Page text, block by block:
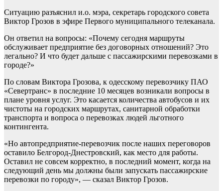
Ситуацию разъяснил и.о. мэра, секретарь городского совета
Виктор Грозов в эфире Первого муниципального телеканала.
Он ответил на вопросы: «Почему сегодня маршруты
обслуживает предприятие без договорных отношений? Это
легально? И что будет дальше с пассажирскими перевозками в
городе?»
По словам Виктора Грозова, к одесскому перевозчику ПАО
«Севертранс» в последние 10 месяцев возникали вопросы в
плане уровня услуг. Это касается количества автобусов и их
чистоты на городских маршрутах, санитарной обработки
транспорта и вопроса о перевозках людей льготного
контингента.
«Но автопредприятие-перевозчик после наших переговоров
оставило Белгород-Днестровский, как место для работы.
Оставил не совсем корректно, в последний момент, когда на
следующий день мы должны были запускать пассажирские
перевозки по городу», — сказал Виктор Грозов.